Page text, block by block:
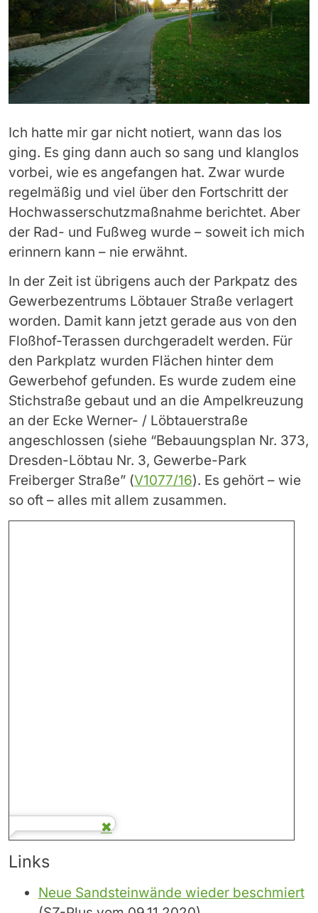
Ich hatte mir gar nicht notiert, wann das los
ging. Es ging dann auch so sang und klanglos
vorbei, wie es angefangen hat. Zwar wurde
regelmäßig und viel über den Fortschritt der
Hochwasserschutzmaßnahme berichtet. Aber
der Rad- und Fußweg wurde – soweit ich mich
erinnern kann – nie erwähnt.
In der Zeit ist übrigens auch der Parkpatz des
Gewerbezentrums Löbtauer Straße verlagert
worden. Damit kann jetzt gerade aus von den
Floßhof-Terassen durchgeradelt werden. Für
den Parkplatz wurden Flächen hinter dem
Gewerbehof gefunden. Es wurde zudem eine
Stichstraße gebaut und an die Ampelkreuzung
an der Ecke Werner- / Löbtauerstraße
angeschlossen (siehe “Bebauungsplan Nr. 373,
Dresden-Löbtau Nr. 3, Gewerbe-Park
Freiberger Straße” (V1077/16). Es gehört – wie
so oft – alles mit allem zusammen.
Links
Neue Sandsteinwände wieder beschmiert